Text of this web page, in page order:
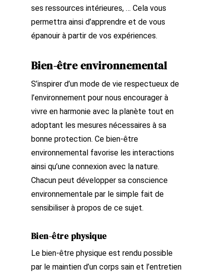
ses ressources intérieures, … Cela vous
permettra ainsi d’apprendre et de vous
épanouir à partir de vos expériences.
Bien-être environnemental
S’inspirer d’un mode de vie respectueux de
l’environnement pour nous encourager à
vivre en harmonie avec la planète tout en
adoptant les mesures nécessaires à sa
bonne protection. Ce bien-être
environnemental favorise les interactions
ainsi qu’une connexion avec la nature.
Chacun peut développer sa conscience
environnementale par le simple fait de
sensibiliser à propos de ce sujet.
Bien-être physique
Le bien-être physique est rendu possible
par le maintien d’un corps sain et l’entretien